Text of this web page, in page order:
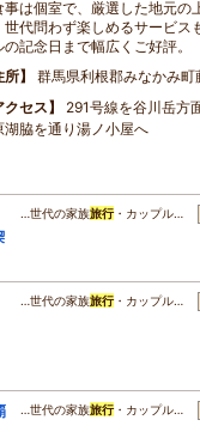
事は個室で、厳選した地元の
世代問わず楽しめるサービス
の記念日まで幅広くご好評。
所
群馬県利根郡みなかみ町
クセス
291号線を谷川岳方
湖脇を通り湯ノ小屋へ
…世代の家族旅行・カップル…
…世代の家族旅行・カップル…
…世代の家族旅行・カップル…